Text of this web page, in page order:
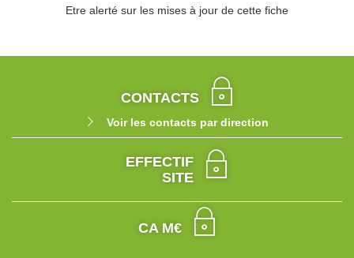
Etre alerté sur les mises à jour de cette fiche
CONTACTS
Voir les contacts par direction
EFFECTIF
SITE
CA M€